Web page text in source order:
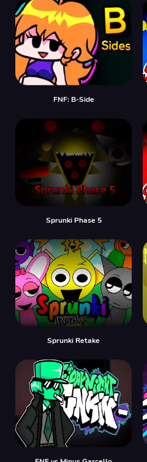
FNF: B-Side
Sprunki Phase 5
Sprunki Retake